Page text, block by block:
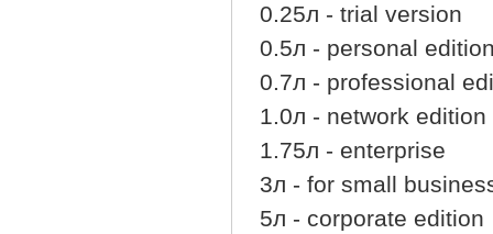
0.25л - trial version
0.5л - personal
0.7л - professional
1.0л - network edition
1.75л - enterprise
3л - for small
5л - corporate edition